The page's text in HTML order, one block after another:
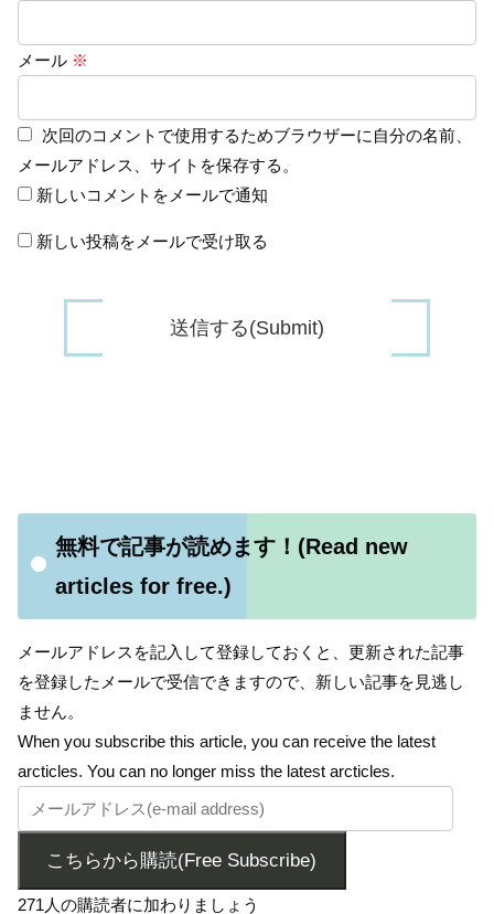
メール ※
次回のコメントで使用するためブラウザーに自分の名前、
メールアドレス、サイトを保存する。
新しいコメントをメールで通知
新しい投稿をメールで受け取る
無料で記事が読めます！(Read new
articles for free.)
メールアドレスを記入して登録しておくと、更新された記事
を登録したメールで受信できますので、新しい記事を見逃し
ません。
When you subscribe this article, you can receive the latest
arcticles. You can no longer miss the latest arcticles.
こちらから購読(Free Subscribe)
271人の購読者に加わりましょう